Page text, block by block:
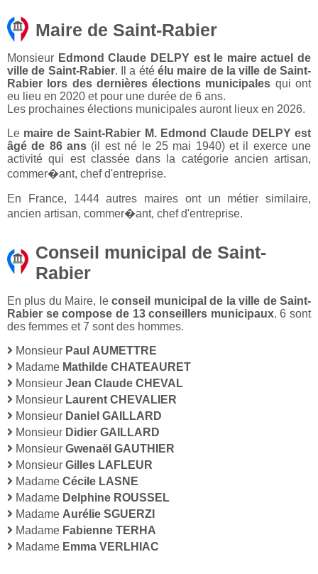
Maire de Saint-Rabier
Monsieur Edmond Claude DELPY est le maire actuel de
ville de Saint-Rabier. Il a étéélu maire de la ville de Saint-
Rabier lors des dernières élections municipales qui ont
eu lieu en 2020 et pour une durée de 6 ans.
Les prochaines élections municipales auront lieux en 2026.
Le maire de Saint-Rabier M. Edmond Claude DELPY est
âgé de 86 ans (il est né le 25 mai 1940) et il exerce une
activité qui est classée dans la catégorie ancien artisan,
commer�ant, chef d'entreprise.
En France, 1444 autres maires ont un métier similaire,
ancien artisan, commer�ant, chef d'entreprise.
Conseil municipal de Saint-
Rabier
En plus du Maire, leconseil municipal de la ville de Saint-
Rabier se compose de 13 conseillers municipaux. 6 sont
des femmes et 7 sont des hommes.
Monsieur Paul AUMETTRE
Madame Mathilde CHATEAURET
Monsieur Jean Claude CHEVAL
Monsieur Laurent CHEVALIER
Monsieur Daniel GAILLARD
Monsieur Didier GAILLARD
Monsieur Gwenaël GAUTHIER
Monsieur Gilles LAFLEUR
Madame Cécile LASNE
Madame Delphine ROUSSEL
Madame Aurélie SGUERZI
Madame Fabienne TERHA
Madame Emma VERLHIAC